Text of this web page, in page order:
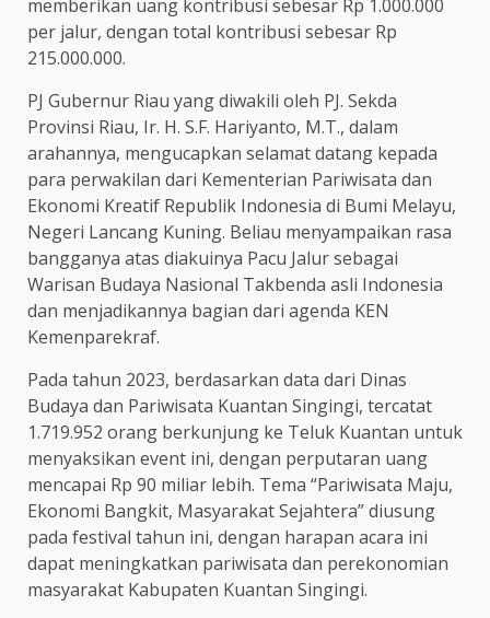
memberikan uang kontribusi sebesar Rp 1.000.000
per jalur, dengan total kontribusi sebesar Rp
215.000.000.
PJ Gubernur Riau yang diwakili oleh PJ. Sekda
Provinsi Riau, Ir. H. S.F. Hariyanto, M.T., dalam
arahannya, mengucapkan selamat datang kepada
para perwakilan dari Kementerian Pariwisata dan
Ekonomi Kreatif Republik Indonesia di Bumi Melayu,
Negeri Lancang Kuning. Beliau menyampaikan rasa
bangganya atas diakuinya Pacu Jalur sebagai
Warisan Budaya Nasional Takbenda asli Indonesia
dan menjadikannya bagian dari agenda KEN
Kemenparekraf.
Pada tahun 2023, berdasarkan data dari Dinas
Budaya dan Pariwisata Kuantan Singingi, tercatat
1.719.952 orang berkunjung ke Teluk Kuantan untuk
menyaksikan event ini, dengan perputaran uang
mencapai Rp 90 miliar lebih. Tema “Pariwisata Maju,
Ekonomi Bangkit, Masyarakat Sejahtera” diusung
pada festival tahun ini, dengan harapan acara ini
dapat meningkatkan pariwisata dan perekonomian
masyarakat Kabupaten Kuantan Singingi.